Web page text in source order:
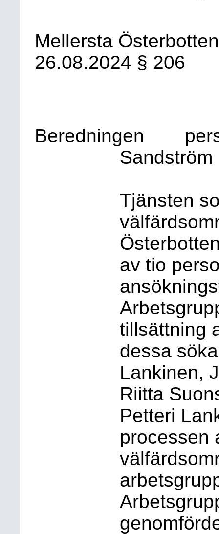
Mellersta
26.08.2024 § 206
Beredningen
Sandström
Tjänsten
av tio
tillsättning
dessa
Lankinen,
Riitta
Petteri
processen